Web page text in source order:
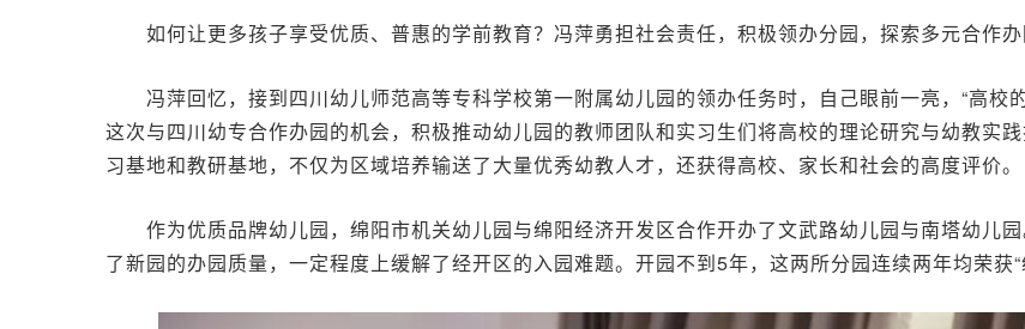
如何让更多孩子享受优质、普惠的学前教育？冯萍勇担社会责任，积极领办分园，探索多元合作
冯萍回忆，接到四川幼儿师范高等专科学校第一附属幼儿园的领办任务时，自己眼前一亮，“高校
这次与四川幼专合作办园的机会，积极推动幼儿园的教师团队和实习生们将高校的理论研究与幼教实
习基地和教研基地，不仅为区域培养输送了大量优秀幼教人才，还获得高校、家长和社会的高度评价。
作为优质品牌幼儿园，绵阳市机关幼儿园与绵阳经济开发区合作开办了文武路幼儿园与南塔幼儿
了新园的办园质量，一定程度上缓解了经开区的入园难题。开园不到5年，这两所分园连续两年均荣获“